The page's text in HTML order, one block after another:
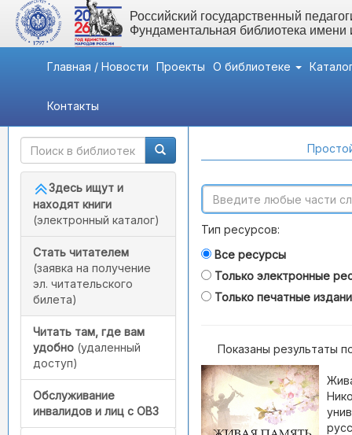
Российский государственный
Фундаментальная библиотека
Главная / Новости Проекты О библиотеке
Контакты
Быстрый доступ
Здесь ищут и
находят книги
(электронный каталог)
Стать читателем
(заявка на получение
эл. читательского
билета)
Читать там, где вам
удобно (удаленный
доступ)
Обслуживание
инвалидов и лиц с ОВЗ
Тип ресурсов:
Все ресурсы
Только электронные
Только печатные
Показаны результаты